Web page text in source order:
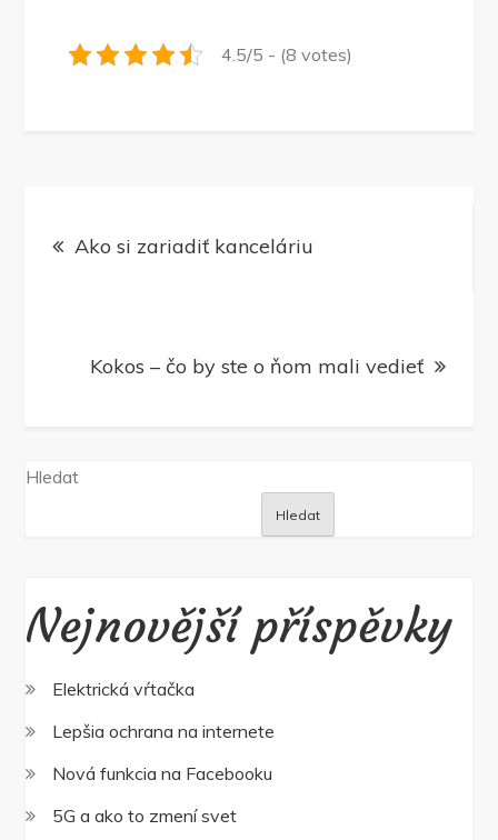
4.5/5 - (8 votes)
Ako si zariadiť kanceláriu
Kokos – čo by ste o ňom mali vedieť
Hledat
Hledat
Nejnovější příspěvky
Elektrická vŕtačka
Lepšia ochrana na internete
Nová funkcia na Facebooku
5G a ako to zmení svet